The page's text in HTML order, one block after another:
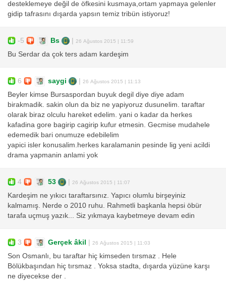
desteklemeye değil de öfkesini kusmaya,ortam yapmaya gelenler
gidip tafrasını dışarda yapsın temiz tribün istiyoruz!
-5 Bs 26 Ağustos 2015 | 11:59
Bu Serdar da çok ters adam kardeşim
6 saygi 26 Ağustos 2015 | 11:13
Beyler kimse Bursaspordan buyuk degil diye diye adam
birakmadik. sakin olun da biz ne yapiyoruz dusunelim. taraftar
olarak biraz olculu hareket edelim. yani o kadar da herkes
kafadina gore bagirip cagirip kufur etmesin. Gecmise mudahele
edemedik bari onumuze edebilelim
yapici isler konusalim.herkes karalamanin pesinde lig yeni acildi
drama yapmanin anlami yok
4 53 26 Ağustos 2015 | 11:07
Kardeşim ne yıkıcı taraftarsınız. Yapıcı olumlu birşeyiniz
kalmamış. Nerde o 2010 ruhu. Rahmetli başkanla hepsi öbür
tarafa uçmuş yazık... Siz yıkmaya kaybetmeye devam edin
3 Gerçek âkil 26 Ağustos 2015 | 11:03
Son Osmanlı, bu taraftar hiç kimseden tırsmaz . Hele
Bölükbaşından hiç tırsmaz . Yoksa stadta, dışarda yüzüne karşı
ne diyecekse der .